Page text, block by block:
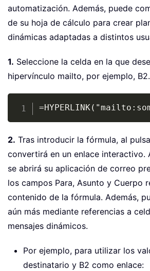
automatización. Además, puede
de su hoja de cálculo para crear
dinámicas adaptadas a distintos
1. Seleccione la celda en la que
hipervínculo mailto, por ejemplo, B2.
2. Tras introducir la fórmula, al
convertirá en un enlace interactivo.
se abrirá su aplicación de correo
los campos Para, Asunto y Cuerpo
contenido de la fórmula. Además,
aún más mediante referencias a
mensajes dinámicos.
Por ejemplo, para utilizar los
destinatario y B2 como enlace: